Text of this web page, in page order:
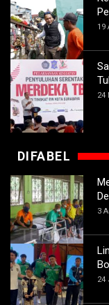
19
24
DIFABEL
3
24